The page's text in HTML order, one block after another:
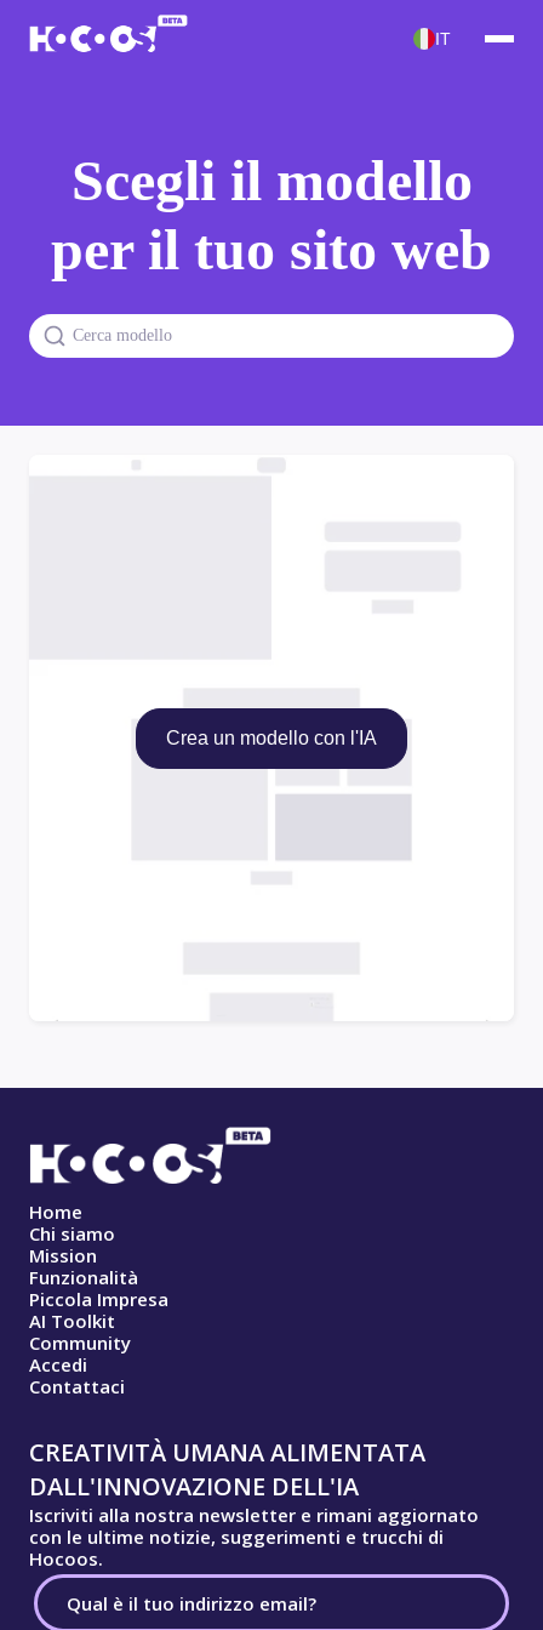
IT
Scegli il modello
per il tuo sito web
Crea un modello con l'IA
Home
Chi siamo
Mission
Funzionalità
Piccola Impresa
AI Toolkit
Community
Accedi
Contattaci
CREATIVITÀ UMANA ALIMENTATA
DALL'INNOVAZIONE DELL'IA
Iscriviti alla nostra newsletter e rimani aggiornato
con le ultime notizie, suggerimenti e trucchi di
Hocoos.